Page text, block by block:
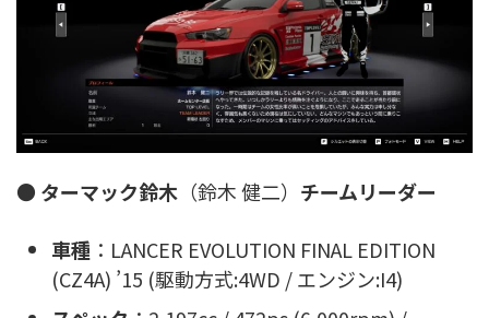
● ターマック鈴木 （鈴木 健二） チームリーダー
車種 ：LANCER EVOLUTION FINAL EDITION
(CZ4A) ’15 (駆動方式:4WD / エンジン:I4)